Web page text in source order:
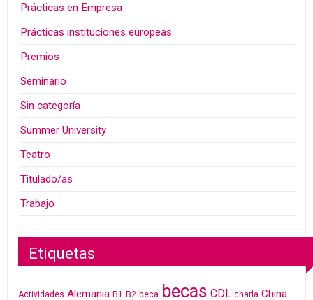
Prácticas en Empresa
Prácticas instituciones europeas
Premios
Seminario
Sin categoría
Summer University
Teatro
Titulado/as
Trabajo
Etiquetas
Actividades Alemania B1 B2 beca becas CDL charla China